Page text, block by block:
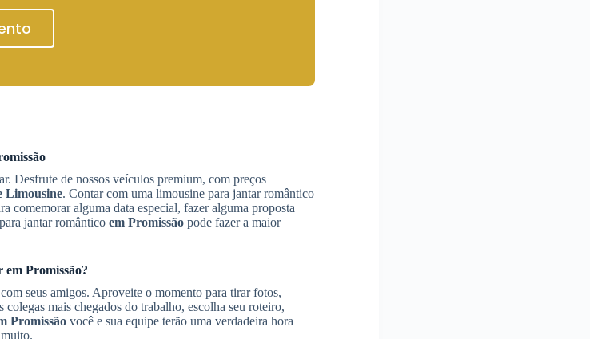
Desfrute de nossos veículos premium, com preços
Limousine. Contar com uma limousine para jantar romântico
comemorar alguma data especial, fazer alguma proposta
para jantar romântico em Promissão pode fazer a maior
em Promissão?
seus amigos. Aproveite o momento para tirar fotos,
mais chegados do trabalho, escolha seu roteiro,
Promissão você e sua equipe terão uma verdadeira hora